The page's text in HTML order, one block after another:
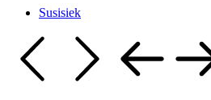
Susisiek